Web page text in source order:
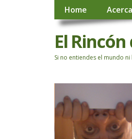
Home
El
Si no entiendes el mundo